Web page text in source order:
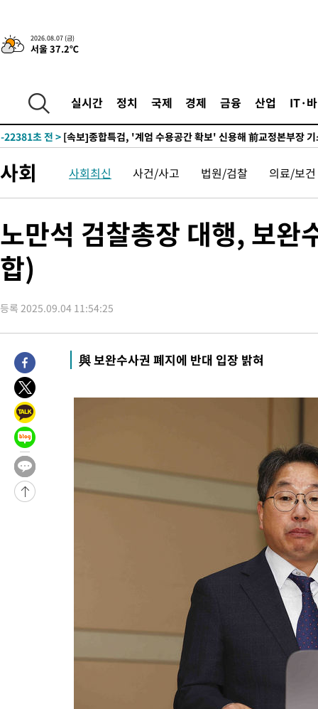
2026.08.07 (금)
서울 37.2℃
실시간 정치 국제 경제 금융 산업 IT·
-25469초 전 >[속보]코스닥, 2.86포인트(0.36%) 내린 798.81마감
-25291초 전 >
[속보] 노원서 40.1도 관측…서울, 2018년 이후 첫 40도
-21254초 전 > 외신들도 주목한 韓축구 파문…"국민적 공분에 수사 재개"
-20247초 전 >
[속보]규제합리화위원회 부위원장에 김태유 서울대 공대 교
병태 후임
-16605초 전 >[속보]국힘 윤리위, '돌려차기 발언' 진종오·서범수 징계 절차
-11930초 전 >
[속보] 7월 중국 수출 23.9%↑ 수입 27.5%↑…무역총액
25.3%↑
-9090초 전 >[속보]'채상병 순직 책임' 임성근, 항소심도 징역 3년
-8956초 전 >
-5556초 전 >
-31340초 전 >
낮 최고 37도 찜통더위…곳곳 소나기·강원 많은 비[내일날씨]
-29646초 전 >
응"
-26502초 전 >
여자배구 이재영·이다영 자매, 아제르바이잔 투란VC 입단
-25755초 전 >
-25489초 전 >
-25442초 전 >
[속보]코스피, 6200선 약보합…0.60% 내린 6258.77에 마쳐
-25422초 전 >
[속보]원·달러 환율, 7.7원 내린 1416.1원 마감
-25311초 전 >
[속보] 노원서 40.1도 관측…서울, 2018년 이후 첫 40도
[속보]종합특검, '계엄 수용공간 확보' 신용해 前교정본부장
외신들도 주목한 韓축구 파문…"국민적 공분에 수사 재개"
11시간 압수수색에 성접대 파문까지…'쑥대밭' 된 축구협회
[속보]규제합리화위원회 부위원장에 김태유 서울대 공대 교
[속보]국힘 윤리위, '돌려차기 발언' 진종오·서범수 징계 절차
[속보] 7월 중국 수출 23.9%↑ 수입 27.5%↑…무역총액
[속보]'채상병 순직 책임' 임성근, 항소심도 징역 3년
[속보]종합특검, '관저이전 봐주기 감사' 유병호 구속기소
민주 콩고 에볼라환자 4천명 돌파, 4053명 발생 1850명 사망
[속보]'300억원대 사기 혐의' 차가원 대표 구속 송치
사회 사회최신 사건/사고 법원/검찰 의료/보건
노만석 검찰총장 대행, 보
합)
등록 2025.09.04 11:54:25
與 보완수사권 폐지에 반대 입장 밝혀